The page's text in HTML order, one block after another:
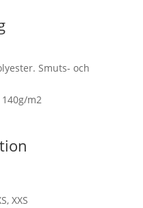
Smuts- och
m2
XXS